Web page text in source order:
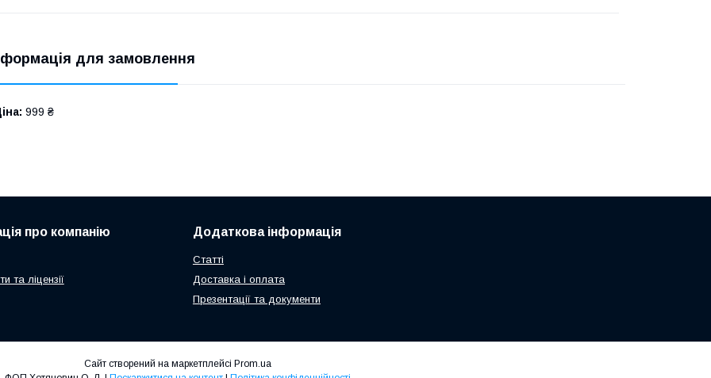
для замовлення
999 ₴
про компанію
та ліцензії
Додаткова інформація
Статті
Доставка і оплата
Презентації та документи
Сайт створений на маркетплейсі Prom.ua